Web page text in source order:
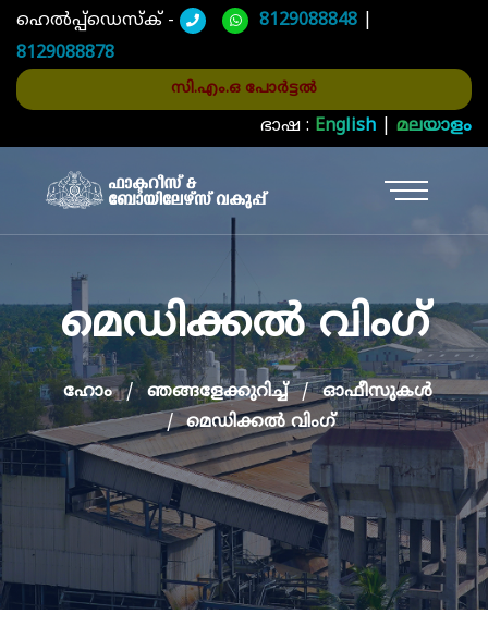
ഹെൽപ്പ്ഡെസ്ക് - 8129088848
8129088878
സി.എം.ഒ പോർട്ടൽ
ഭാഷ : English മലയാളം
മെഡിക്കൽ വിംഗ്
ഹോം ഞങ്ങളേക്കുറിച്ച്
ഓഫീസുകള്‍
മെഡിക്കൽ വിംഗ്